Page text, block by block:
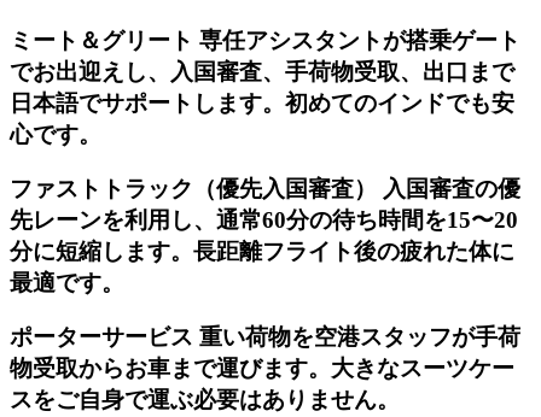
ミート＆グリート 専任アシスタントが搭乗ゲート
でお出迎えし、入国審査、手荷物受取、出口まで
日本語でサポートします。初めてのインドでも安
心です。
ファストトラック（優先入国審査） 入国審査の優
先レーンを利用し、通常60分の待ち時間を15〜20
分に短縮します。長距離フライト後の疲れた体に
最適です。
ポーターサービス 重い荷物を空港スタッフが手荷
物受取からお車まで運びます。大きなスーツケー
スをご自身で運ぶ必要はありません。